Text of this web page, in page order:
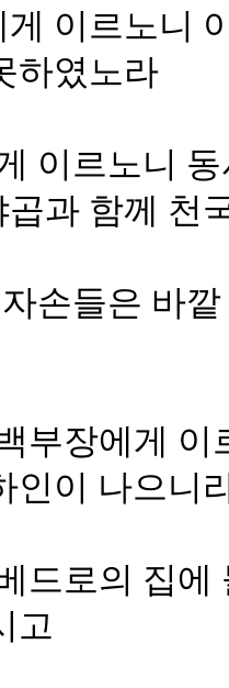
이르노니
하였노라
이르노니
과 함께 천
손들은 바
부장에게
인이 나으니
드로의 집
고